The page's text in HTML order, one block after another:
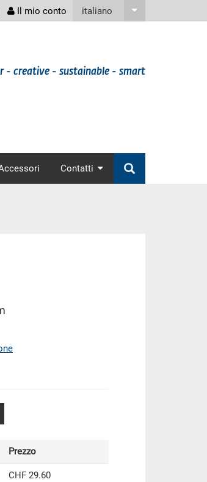
italiano
Il mio conto
- creative - sustainable - smart
Contatti
Prezzo
CHF 29.60